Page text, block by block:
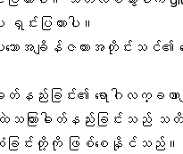
းပြထားပါ။
သောအချိန်ဇယားအတိုင်းသင်၏
ဓါတ်နည်းခြင်း၏ ရောဂါလက္ခဏာ
သကြားဓါတ်နည်းခြင်းသည်
ဆုံးခြင်းတို့ကို ဖြစ်စေနိုင်သည်။